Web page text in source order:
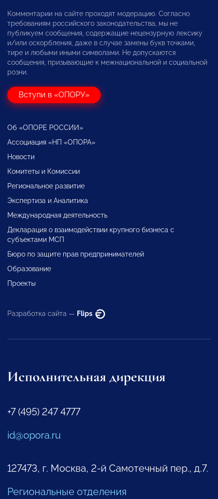
Комментарии на сайте проходят модерацию. Согласно
требованиям российского законодательства, мы не
публикуем сообщения, содержащие нецензурную лексику
и/или оскорбления, даже в случае замены букв точками,
тире и любыми иными символами. Не допускаются
сообщения, призывающие к межнациональной и социальной
розни.
Вступи в «ОПОРУ»
Об «ОПОРЕ РОССИИ»
Ассоциация «НП «ОПОРА»
Новости
Комитеты и Комиссии
Региональное развитие
Экспертиза и Аналитика
Международная деятельность
Декларация о взаимодействии крупного бизнеса с
субъектами МСП
Бюро по защите прав предпринимателей
Образование
Проекты
Разработка сайта — Flips
Исполнительная дирекция
+7 (495) 247 4777
id@opora.ru
127473, г. Москва, 2-й Самотечный пер., д.7.
Региональные отделения